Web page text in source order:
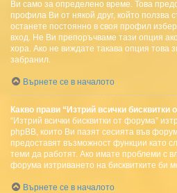
Ви само за определено време. Това
профила Ви от някой друг, който ползва
останете постоянно в своя профил
вход. Не Ви препоръчваме тази опция
хора. Ако не виждате такава опция това
забранил.
Върнете се в началото
Какво прави “Изтрий всички бисквитки
“Изтрий всички бисквитки от форума”
phpBB, които Ви пазят сесията във
предоставят възможност функции като
теми да работят. Ако имате проблеми с
форума изтриването на бисквитките би
Върнете се в началото